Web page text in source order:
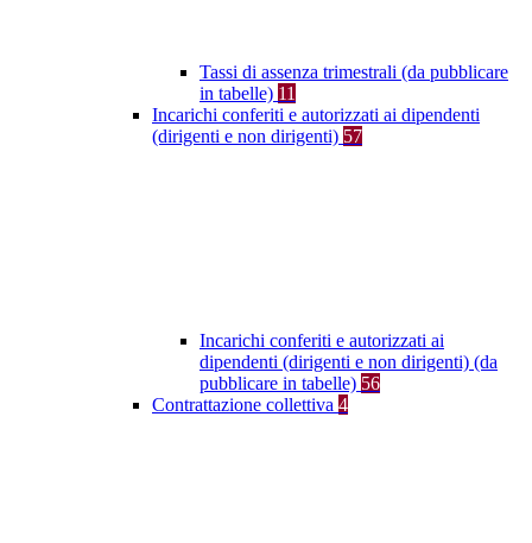
Tassi di assenza trimestrali (da pubblicare
in tabelle) 11
Incarichi conferiti e autorizzati ai dipendenti
(dirigenti e non dirigenti) 57
Incarichi conferiti e autorizzati ai
dipendenti (dirigenti e non dirigenti) (da
pubblicare in tabelle) 56
Contrattazione collettiva 4